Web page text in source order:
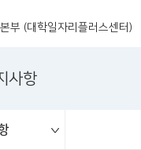
부 (대학일자리플러스센터)
사항